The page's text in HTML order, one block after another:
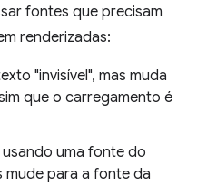
fontes que precisam
renderizadas:
"invisível", mas muda
que o carregamento é
uma fonte do
mude para a fonte da